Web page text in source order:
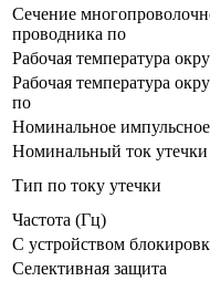
Сечение
проводника по
Рабочая температура
Рабочая температура
по
Номинальное
Номинальный ток утечки
Тип по току утечки
Частота (Гц)
С устройством
Селективная защита